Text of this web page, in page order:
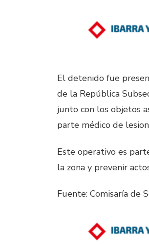
El detenido fue
de la República
junto con los objetos
parte médico de
Este operativo es
la zona y prevenir
Fuente: Comisaría de